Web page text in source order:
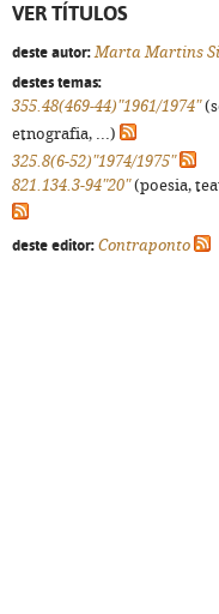
VER TÍTULOS
deste autor: Marta Martins
destes temas:
355.48(469-44)"1961/1974"
etnografia, ...)
325.8(6-52)"1974/1975"
821.134.3-94"20"(poesia,
deste editor: Contraponto